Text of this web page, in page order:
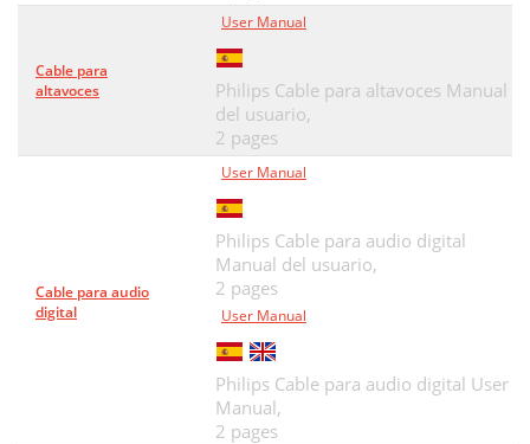
Cable para
altavoces
User Manual
Philips Cable para altavoces Manual
del usuario,
2 pages
Cable para audio
digital
User Manual
Philips Cable para audio digital
Manual del usuario,
2 pages
User Manual
Philips Cable para audio digital User
Manual,
2 pages